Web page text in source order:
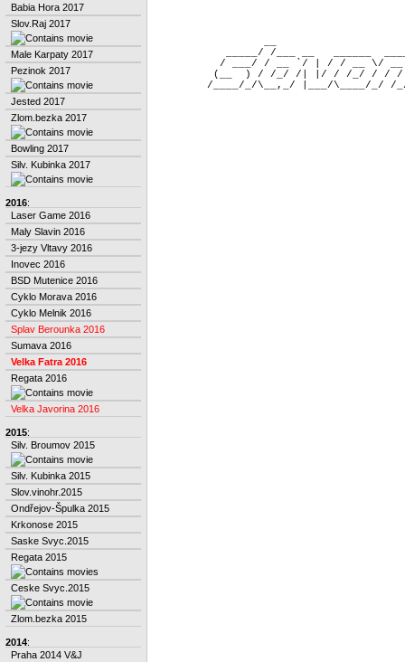
Babia Hora 2017
Slov.Raj 2017
Male Karpaty 2017
Pezinok 2017
Jested 2017
Zlom.bezka 2017
Bowling 2017
Silv. Kubinka 2017
2016:
Laser Game 2016
Maly Slavin 2016
3-jezy Vltavy 2016
Inovec 2016
BSD Mutenice 2016
Cyklo Morava 2016
Cyklo Melnik 2016
Splav Berounka 2016
Sumava 2016
Velka Fatra 2016
Regata 2016
Velka Javorina 2016
2015:
Silv. Broumov 2015
Silv. Kubinka 2015
Slov.vinohr.2015
Ondřejov-Špulka 2015
Krkonose 2015
Saske Svyc.2015
Regata 2015
Ceske Svyc.2015
Zlom.bezka 2015
2014:
Praha 2014 V&J
_____/ /___ __   ______
/ ___/ / __ `/ | / / __ \/
(__  ) / /_/ /| |/ / /_/ / /